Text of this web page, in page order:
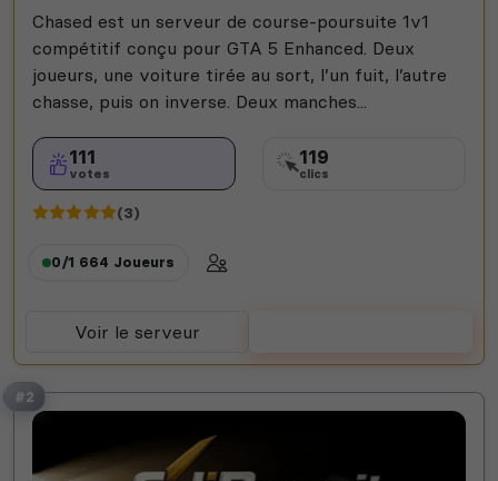
Chased est un serveur de course-poursuite 1v1
compétitif conçu pour GTA 5 Enhanced. Deux
joueurs, une voiture tirée au sort, l’un fuit, l’autre
chasse, puis on inverse. Deux manches...
111
votes
119
clics
(3)
0/1 664 Joueurs
Voir le serveur
#2